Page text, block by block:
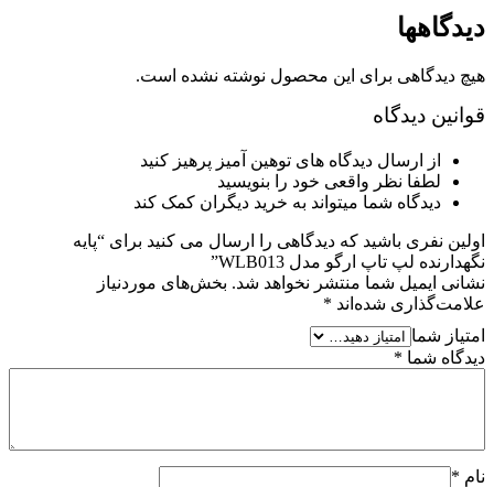
دیدگاهها
هیچ دیدگاهی برای این محصول نوشته نشده است.
قوانین دیدگاه
از ارسال دیدگاه های توهین آمیز پرهیز کنید
لطفا نظر واقعی خود را بنویسید
دیدگاه شما میتواند به خرید دیگران کمک کند
اولین نفری باشید که دیدگاهی را ارسال می کنید برای “پایه
نگهدارنده لپ تاپ ارگو مدل WLB013”
نشانی ایمیل شما منتشر نخواهد شد. بخش‌های موردنیاز
علامت‌گذاری شده‌اند *
امتیاز شما
دیدگاه شما *
نام *